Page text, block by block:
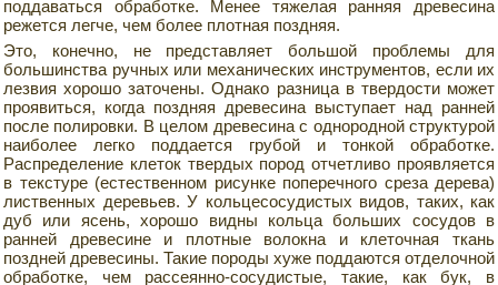
поддаваться обработке. Менее тяжелая ранняя древесина
режется легче, чем более плотная поздняя.
Это, конечно, не представляет большой проблемы для
большинства ручных или механических инструментов, если их
лезвия хорошо заточены. Однако разница в твердости может
проявиться, когда поздняя древесина выступает над ранней
после полировки. В целом древесина с однородной структурой
наиболее легко поддается грубой и тонкой обработке.
Распределение клеток твердых пород отчетливо проявляется
в текстуре (естественном рисунке поперечного среза дерева)
лиственных деревьев. У кольцесосудистых видов, таких, как
дуб или ясень, хорошо видны кольца больших сосудов в
ранней древесине и плотные волокна и клеточная ткань
поздней древесины. Такие породы хуже поддаются отделочной
обработке, чем рассеянно-сосудистые, такие, как бук, в